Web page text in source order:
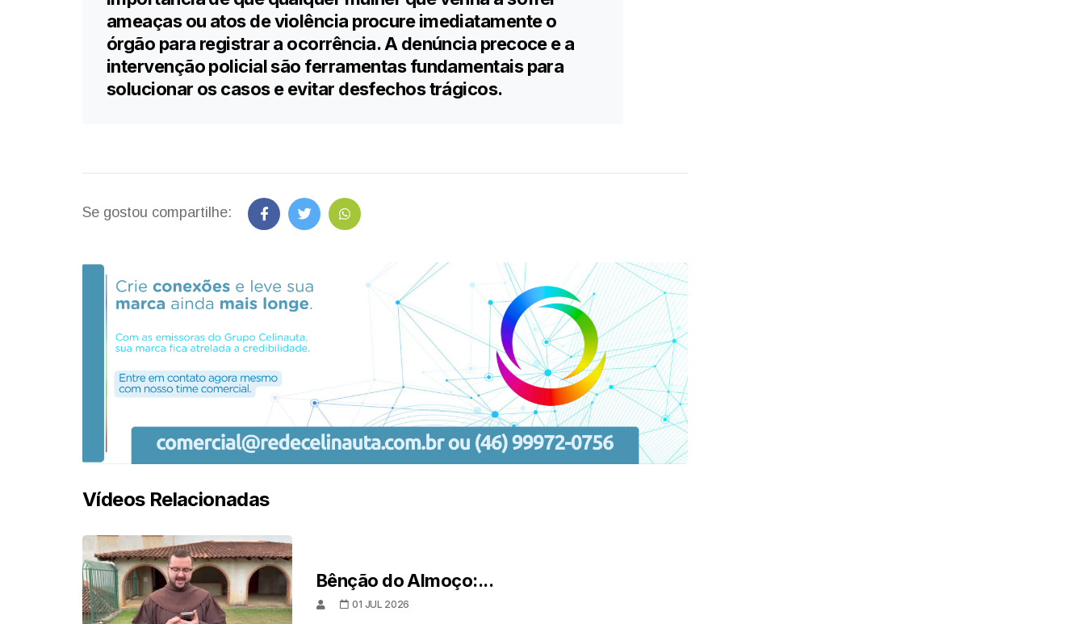
ameaças ou atos de violência procure imediatamente o
órgão para registrar a ocorrência. A denúncia precoce e a
intervenção policial são ferramentas fundamentais para
solucionar os casos e evitar desfechos trágicos.
Se gostou compartilhe:
Vídeos Relacionadas
Bênção do Almoço:...
01 JUL 2026